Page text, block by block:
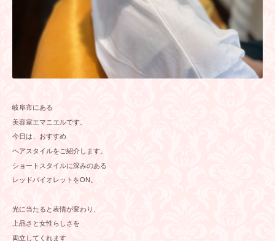
岐阜市にある
美容室エマニエルです。
今日は、おすすめ
ヘアスタイルをご紹介します。
ショートスタイルに深みのある
レッドバイオレットをON。
光に当たると表情が変わり、
上品さと女性らしさを
両立してくれます